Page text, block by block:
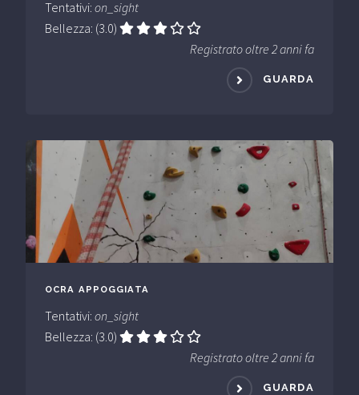
Tentativi: on_sight
Bellezza: (3.0)
Registrato oltre 2 anni fa
GUARDA
OCRA APPOGGIATA
Tentativi: on_sight
Bellezza: (3.0)
Registrato oltre 2 anni fa
GUARDA